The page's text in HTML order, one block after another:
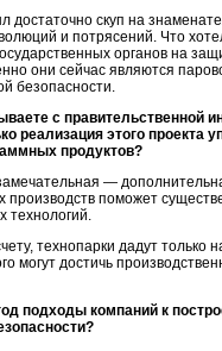
достаточно скуп на
и потрясений. Что
органов на
они сейчас являются
безопасности.
с правительственной
реализация этого проекта
продуктов?
—
производств поможет
технологий.
технопарки дадут только
могут достичь
подходы компаний к